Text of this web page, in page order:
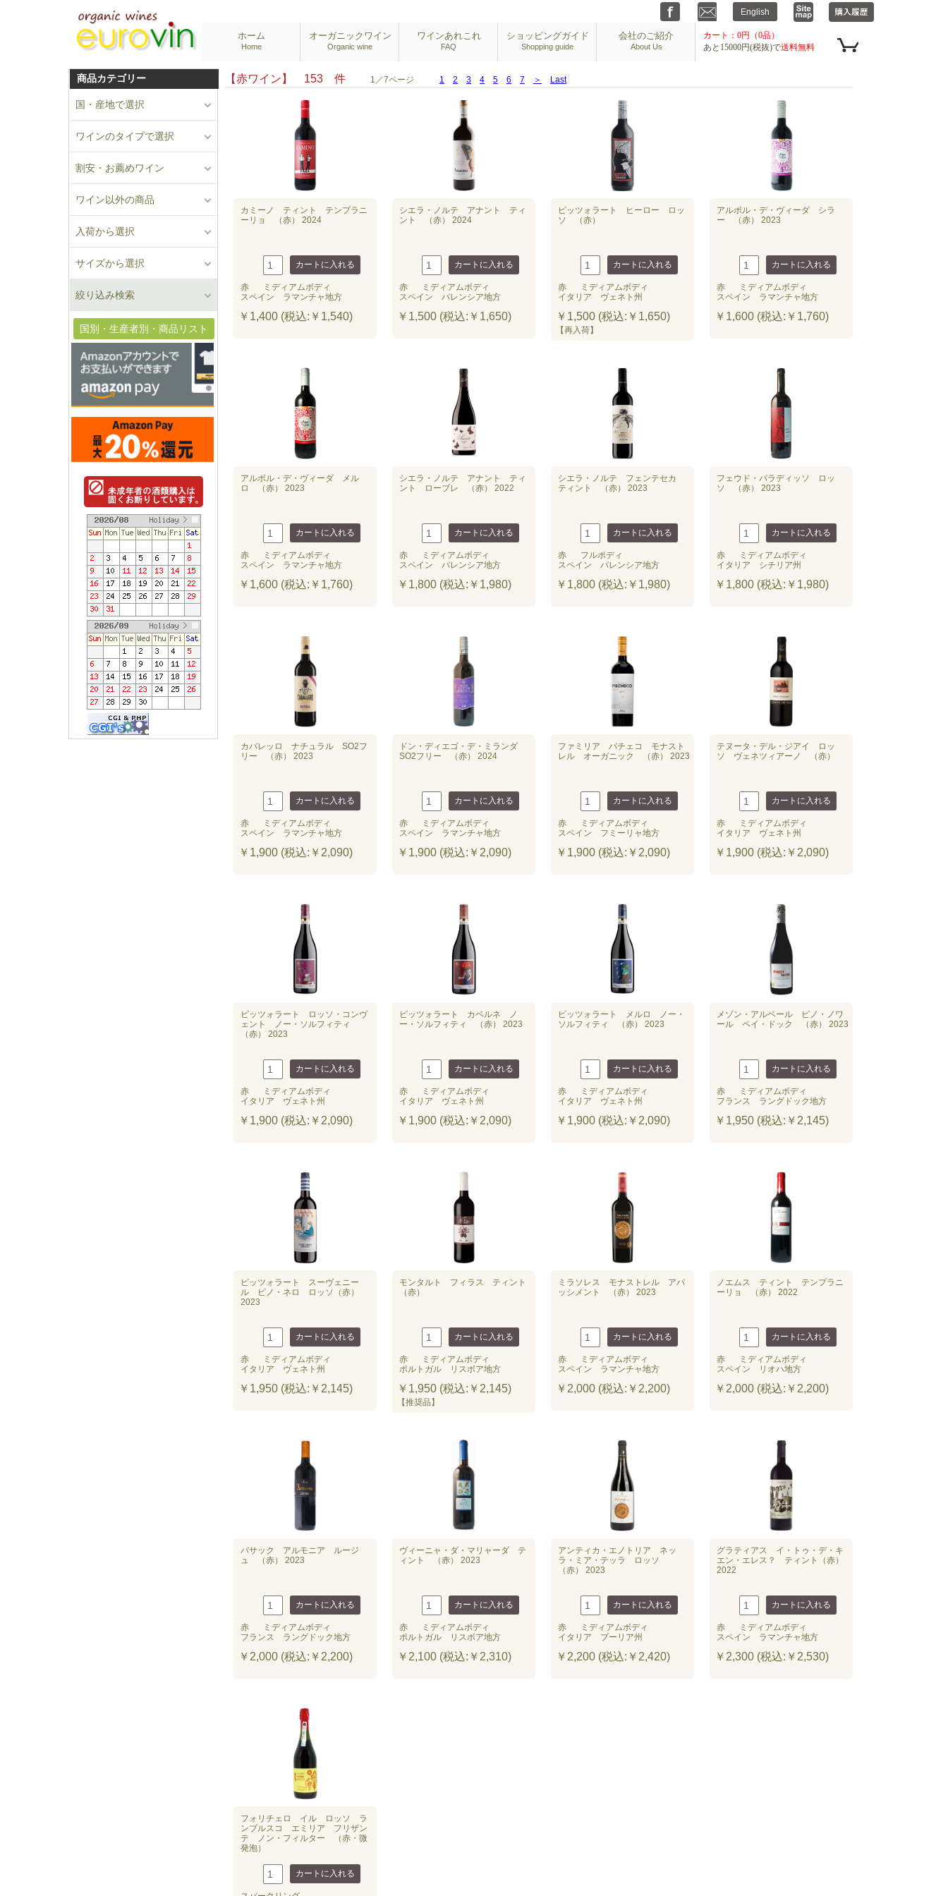
ホーム
Home
オーガニックワイン
Organic wine
ワインあれこれ
FAQ
ショッピングガイド
Shopping guide
会社のご紹介
About Us
カート：0円（0品）
あと15000円(税抜)で送料無料
商品カテゴリー
国・産地で選択
ワインのタイプで選択
割安・お薦めワイン
ワイン以外の商品
入荷から選択
サイズから選択
絞り込み検索
国別・生産者別・商品リスト
【赤ワイン】 153 件 1／7ページ 1 2 3 4 5 6 7 ＞ Last
カミーノ ティント テンプラニ
ーリョ （赤） 2024
赤
ミディアムボディ
スペイン ラマンチャ地方
￥1,400 (税込:￥1,540)
シエラ・ノルテ アナント ティ
ント （赤） 2024
赤
ミディアムボディ
スペイン バレンシア地方
￥1,500 (税込:￥1,650)
ピッツォラート ヒーロー ロッ
ソ （赤）
赤
ミディアムボディ
イタリア ヴェネト州
￥1,500 (税込:￥1,650)
【再入荷】
アルボル・デ・ヴィーダ シラ
ー （赤） 2023
赤
ミディアムボディ
スペイン ラマンチャ地方
￥1,600 (税込:￥1,760)
アルボル・デ・ヴィーダ メル
ロ （赤） 2023
赤
ミディアムボディ
スペイン ラマンチャ地方
￥1,600 (税込:￥1,760)
シエラ・ノルテ アナント ティ
ント ローブレ （赤） 2022
赤
ミディアムボディ
スペイン バレンシア地方
￥1,800 (税込:￥1,980)
シエラ・ノルテ フェンテセカ
ティント （赤） 2023
赤
フルボディ
スペイン バレンシア地方
￥1,800 (税込:￥1,980)
フェウド・パラディッソ ロッ
ソ （赤） 2023
赤
ミディアムボディ
イタリア シチリア州
￥1,800 (税込:￥1,980)
カバレッロ ナチュラル SO2フ
リー （赤） 2023
赤
ミディアムボディ
スペイン ラマンチャ地方
￥1,900 (税込:￥2,090)
ドン・ディエゴ・デ・ミランダ
SO2フリー （赤） 2024
赤
ミディアムボディ
スペイン ラマンチャ地方
￥1,900 (税込:￥2,090)
ファミリア パチェコ モナスト
レル オーガニック （赤） 2023
赤
ミディアムボディ
スペイン フミーリャ地方
￥1,900 (税込:￥2,090)
テヌータ・デル・ジアイ ロッ
ソ ヴェネツィアーノ （赤）
赤
ミディアムボディ
イタリア ヴェネト州
￥1,900 (税込:￥2,090)
ピッツォラート ロッソ・コンヴ
ェント ノー・ソルフィティ
（赤） 2023
赤
ミディアムボディ
イタリア ヴェネト州
￥1,900 (税込:￥2,090)
ピッツォラート カベルネ ノ
ー・ソルフィティ （赤） 2023
赤
ミディアムボディ
イタリア ヴェネト州
￥1,900 (税込:￥2,090)
ピッツォラート メルロ ノー・
ソルフィティ （赤） 2023
赤
ミディアムボディ
イタリア ヴェネト州
￥1,900 (税込:￥2,090)
メゾン・アルベール ピノ・ノワ
ール ペイ・ドック （赤） 2023
赤
ミディアムボディ
フランス ラングドック地方
￥1,950 (税込:￥2,145)
ピッツォラート スーヴェニー
ル ピノ・ネロ ロッソ（赤）
2023
赤
ミディアムボディ
イタリア ヴェネト州
￥1,950 (税込:￥2,145)
モンタルト フィラス ティント
（赤）
赤
ミディアムボディ
ポルトガル リスボア地方
￥1,950 (税込:￥2,145)
【推奨品】
ミラソレス モナストレル アパ
ッシメント （赤） 2023
赤
ミディアムボディ
スペイン ラマンチャ地方
￥2,000 (税込:￥2,200)
ノエムス ティント テンプラニ
ーリョ （赤） 2022
赤
ミディアムボディ
スペイン リオハ地方
￥2,000 (税込:￥2,200)
バサック アルモニア ルージ
ュ （赤） 2023
赤
ミディアムボディ
フランス ラングドック地方
￥2,000 (税込:￥2,200)
ヴィーニャ・ダ・マリャーダ テ
ィント （赤） 2023
赤
ミディアムボディ
ポルトガル リスボア地方
￥2,100 (税込:￥2,310)
アンティカ・エノトリア ネッ
ラ・ミア・テッラ ロッソ
（赤） 2023
赤
ミディアムボディ
イタリア プーリア州
￥2,200 (税込:￥2,420)
グラティアス イ・トゥ・デ・キ
エン・エレス？ ティント（赤）
2022
赤
ミディアムボディ
スペイン ラマンチャ地方
￥2,300 (税込:￥2,530)
フォリチェロ イル ロッソ ラ
ンブルスコ エミリア フリザン
テ ノン・フィルター （赤・微
発泡）